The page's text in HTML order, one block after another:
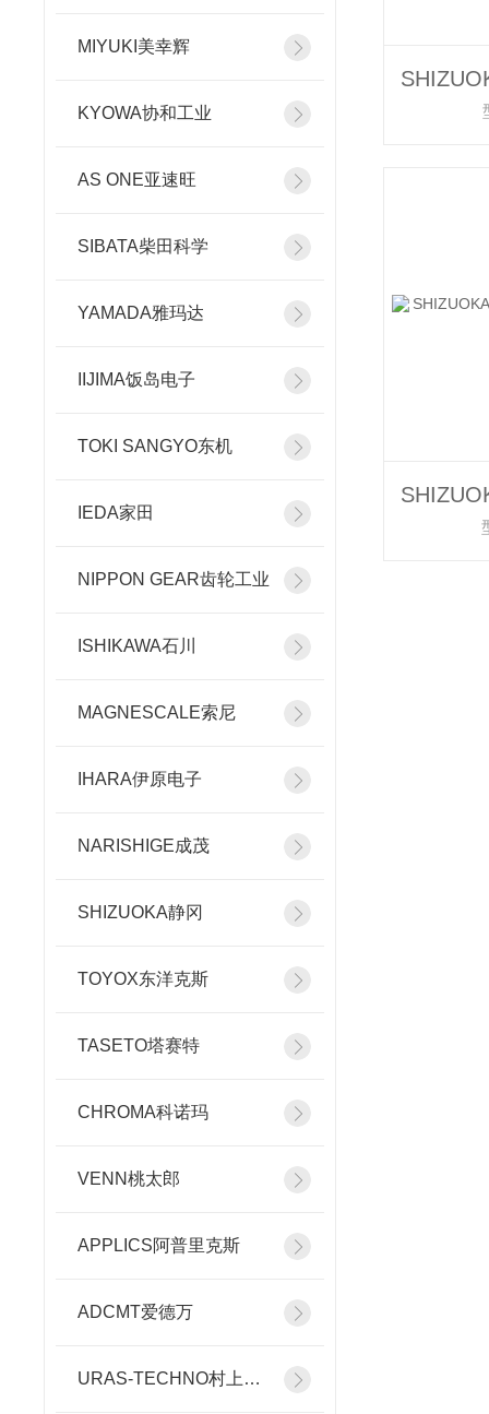
MIYUKI美幸辉
KYOWA协和工业
AS ONE亚速旺
SIBATA柴田科学
YAMADA雅玛达
IIJIMA饭岛电子
TOKI SANGYO东机
IEDA家田
NIPPON GEAR齿轮工业
ISHIKAWA石川
MAGNESCALE索尼
IHARA伊原电子
NARISHIGE成茂
SHIZUOKA静冈
TOYOX东洋克斯
TASETO塔赛特
CHROMA科诺玛
VENN桃太郎
APPLICS阿普里克斯
ADCMT爱德万
URAS-TECHNO村上精机